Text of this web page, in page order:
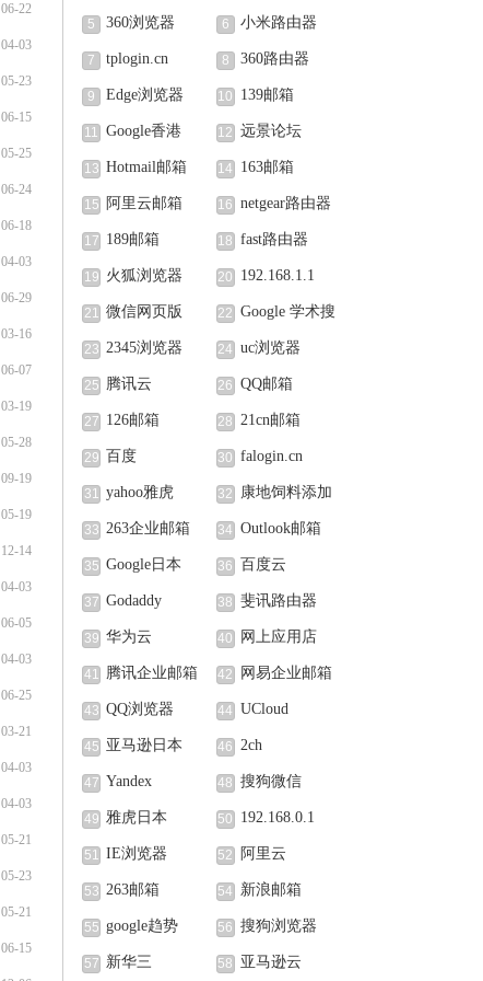
06-22
04-03
05-23
06-15
05-25
06-24
06-18
04-03
06-29
03-16
06-07
03-19
05-28
09-19
05-19
12-14
04-03
06-05
04-03
06-25
03-21
04-03
04-03
05-21
05-23
05-21
06-15
5 360浏览器 6 小米路由器
7 tplogin.cn 8 360路由器
9 Edge浏览器 10 139邮箱
11 Google香港 12 远景论坛
13 Hotmail邮箱 14 163邮箱
15 阿里云邮箱 16 netgear路由器
17 189邮箱 18 fast路由器
19 火狐浏览器 20 192.168.1.1
21 微信网页版 22 Google 学术搜
索
23 2345浏览器 24 uc浏览器
25 腾讯云 26 QQ邮箱
27 126邮箱 28 21cn邮箱
29 百度 30 falogin.cn
31 yahoo雅虎 32
康地饲料添加
剂（北京）有限公
司
33 263企业邮箱 34 Outlook邮箱
35 Google日本 36 百度云
37 Godaddy 38 斐讯路由器
39 华为云 40 网上应用店
41 腾讯企业邮箱 42 网易企业邮箱
43 QQ浏览器 44 UCloud
45 亚马逊日本 46 2ch
47 Yandex 48 搜狗微信
49 雅虎日本 50 192.168.0.1
51 IE浏览器 52 阿里云
53 263邮箱 54 新浪邮箱
55 google趋势 56 搜狗浏览器
57 新华三 58 亚马逊云